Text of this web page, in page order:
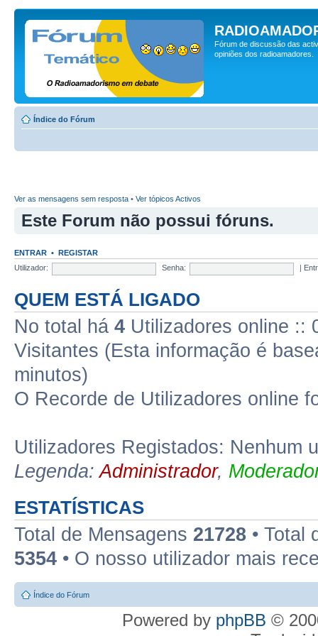
Fórum de discussão das
opiniões dos radioamadores.
Índice do Fórum
Ver as mensagens sem resposta • Ver tópicos Activos
Este Forum não possui fóruns.
ENTRAR • REGISTAR
Utilizador:
Senha:
QUEM ESTÁ LIGADO
No total há 4 Utilizadores online ::
Visitantes (Esta informação é
minutos)
O Recorde de Utilizadores online
Utilizadores Registados: Nenhum
Legenda:Administrador,
ESTATÍSTICAS
Total de Mensagens 21728 • Total
5354 • O nosso utilizador mais
Índice do Fórum
Powered by phpBB ©